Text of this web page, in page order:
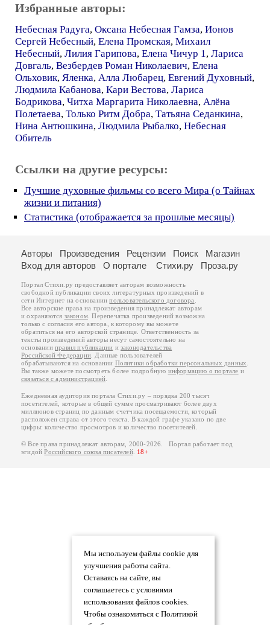
Избранные авторы:
Небесная Радуга, Оксана Небесная Гамза, Ионов
Сергей Небесный, Елена Промская, Михаил
Небесный, Лилия Гарипова, Елена Чичур 1 , Лариса
Довгаль, Везбердев Роман Николаевич, Елена
Ольховик, Яленка, Алла Любарец, Евгений Духовный,
Людмила Кабанова, Кари Вестова, Лариса
Бодрикова, Читха Маргарита Николаевна, Алёна
Полетаева, Только Ритм Добра, Татьяна Седанкина,
Нина Антюшкина, Людмила Рыбалко, Небесная
Обитель
Ссылки на другие ресурсы:
Лучшие духовные фильмы со всего Мира (о Тайнах
жизни и питания)
Статистика (отображается за прошлые месяцы)
Мы используем файлы cookie для
улучшения работы сайта.
Оставаясь на сайте, вы
соглашаетесь с условиями
использования файлов cookies.
Чтобы ознакомиться с Политикой
Авторы Произведения Рецензии Поиск
Магазин
Вход для авторов
О портале Стихи.ру Проза.ру
Портал Стихи.ру предоставляет авторам возможность
свободной публикации своих литературных произведений в
сети Интернет на основаниипользовательского договора
Все авторские права на произведения принадлежат авторам
и охраняются законом . Перепечатка произведений возможна
только с согласия его автора, к которому вы можете
обратиться на его авторской странице. Ответственность за
тексты произведений авторы несут самостоятельно на
основанииправил публикации изаконодательства
Российской Федерации . Данные пользователей
обрабатываются на основании Политики обработки персональных данных
Вы также можете посмотреть более подробную информацию о портале и
связаться с администрацией
Ежедневная аудитория портала Стихи.ру – порядка 200 тысяч
посетителей, которые в общей сумме просматривают более двух
миллионов страниц по данным счетчика посещаемости, который
расположен справа от этого текста. В каждой графе указано по две
цифры: количество просмотров и количество посетителей.
© Все права принадлежат авторам, 2000-2026. Портал работает под
эгидойРоссийского союза писателей. 18+